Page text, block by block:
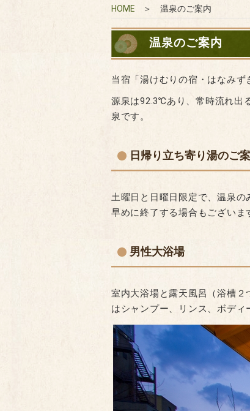
HOME ＞ 温泉のご案内
温泉のご案内
当宿「湯けむりの宿・はなみず
源泉は92.3℃あり、常時流れ出
泉です。
日帰り立ち寄り湯のご
土曜日と日曜日限定で、温泉
早めに終了する場合もございま
男性大浴場
室内大浴場と露天風呂（浴槽
はシャンプー、リンス、ボディ